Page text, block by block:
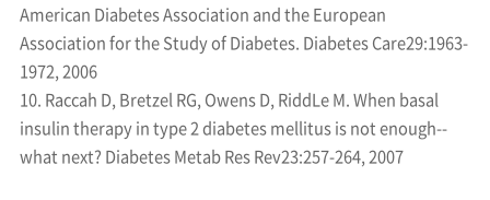
American Diabetes Association and the European
Association for the Study of Diabetes. Diabetes Care29:1963-
1972, 2006
10. Raccah D, Bretzel RG, Owens D, RiddLe M. When basal
insulin therapy in type 2 diabetes mellitus is not enough--
what next? Diabetes Metab Res Rev23:257-264, 2007